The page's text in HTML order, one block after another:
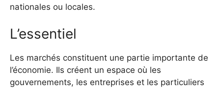
nationales ou locales.
L’essentiel
Les marchés constituent une partie importante de
l’économie. Ils créent un espace où les
gouvernements, les entreprises et les particuliers